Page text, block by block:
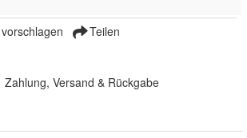
Teilen
Zahlung, Versand & Rückgabe